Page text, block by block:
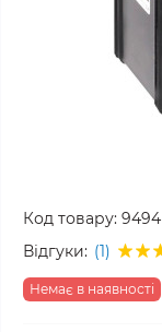
Код товару: 9494
Відгуки: (1)
Немає в наявності